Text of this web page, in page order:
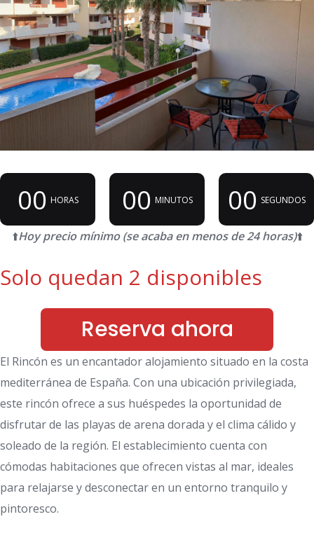
00 HORAS 00 MINUTOS 00 SEGUNDOS
⬆️Hoy precio mínimo (se acaba en menos de 24 horas)⬆️
Solo quedan 2 disponibles
Reserva ahora
El Rincón es un encantador alojamiento situado en la costa
mediterránea de España. Con una ubicación privilegiada,
este rincón ofrece a sus huéspedes la oportunidad de
disfrutar de las playas de arena dorada y el clima cálido y
soleado de la región. El establecimiento cuenta con
cómodas habitaciones que ofrecen vistas al mar, ideales
para relajarse y desconectar en un entorno tranquilo y
pintoresco.